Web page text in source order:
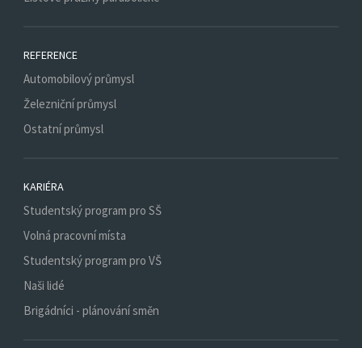
REFERENCE
Automobilový průmysl
Železniční průmysl
Ostatní průmysl
KARIÉRA
Studentský program pro SŠ
Volná pracovní místa
Studentský program pro VŠ
Naši lidé
Brigádníci - plánování směn